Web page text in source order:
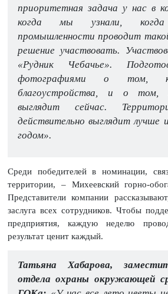
приоритетная задача у нас в
когда мы узнали, когда
промышленности проводит
решение участвовать.
«Рудник Чебачье».
фотографиями о том,
благоустройства, и о том,
выглядит сейчас.
действительно выглядит
годом».
Среди победителей в номинации,
территории, – Михеевский горно-
Представители компании
заслуга всех сотрудников. Чтобы
предприятия, каждую неделю
результат ценит каждый.
Татьяна Хабарова,
отдела охраны окружающей